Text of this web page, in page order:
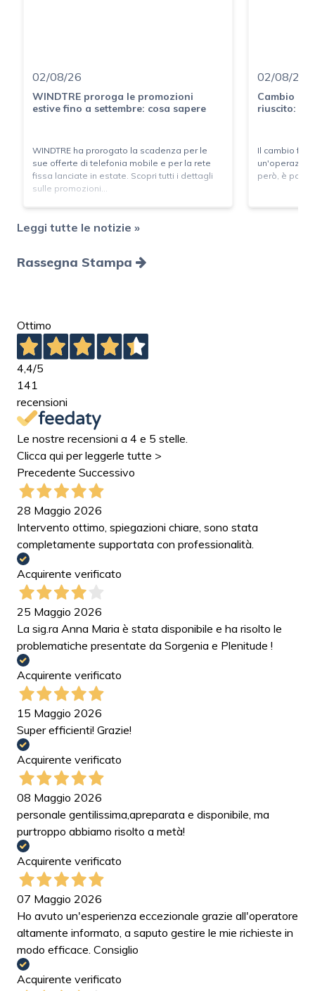
02/08/26
WINDTRE proroga le promozioni
estive fino a settembre: cosa sapere
WINDTRE ha prorogato la scadenza per le
sue offerte di telefonia mobile e per la rete
fissa lanciate in estate. Scopri tutti i dettagli
sulle promozioni...
02/08/26
Cambio
riuscito: le
Il cambio
però, è
Leggi tutte le notizie »
Rassegna Stampa
Ottimo
4,4/5
141
recensioni
Le nostre recensioni a 4 e 5 stelle.
Clicca qui per leggerle tutte >
Precedente Successivo
28 Maggio 2026
Intervento ottimo, spiegazioni chiare, sono stata
completamente supportata con professionalità.
Acquirente verificato
25 Maggio 2026
La sig.ra Anna Maria è stata disponibile e ha risolto le
problematiche presentate da Sorgenia e Plenitude !
Acquirente verificato
15 Maggio 2026
Super efficienti! Grazie!
Acquirente verificato
08 Maggio 2026
personale gentilissima,apreparata e disponibile, ma
purtroppo abbiamo risolto a metà!
Acquirente verificato
07 Maggio 2026
Ho avuto un'esperienza eccezionale grazie all'operatore
altamente informato, a saputo gestire le mie richieste in
modo efficace. Consiglio
Acquirente verificato